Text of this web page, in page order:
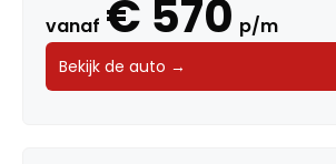
vanaf € 570 p/m
Bekijk de auto →